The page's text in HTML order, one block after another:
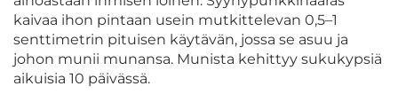
kaivaa ihon pintaan usein mutkittelevan 0,5–1
senttimetrin pituisen käytävän, jossa se asuu ja
johon munii munansa. Munista kehittyy sukukypsiä
aikuisia 10 päivässä.